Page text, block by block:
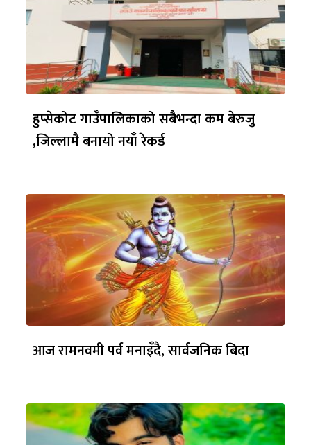
हुप्सेकोट गाउँपालिकाको सबैभन्दा कम बेरुजु
,जिल्लामै बनायो नयाँ रेकर्ड
आज रामनवमी पर्व मनाइँदै, सार्वजनिक बिदा